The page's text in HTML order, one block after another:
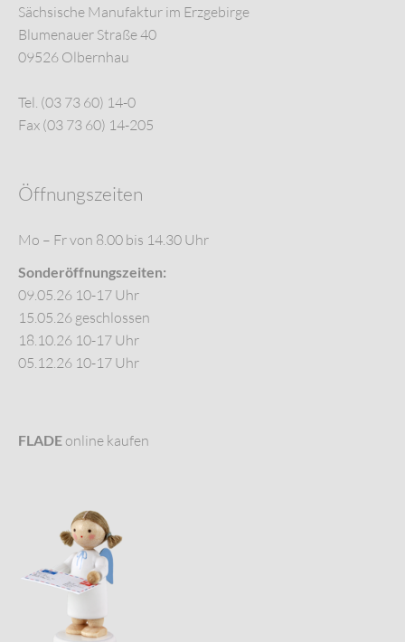
Sächsische Manufaktur im Erzgebirge
Blumenauer Straße 40
09526 Olbernhau
Tel. (03 73 60) 14-0
Fax (03 73 60) 14-205
Öffnungszeiten
Mo – Fr von 8.00 bis 14.30 Uhr
Sonderöffnungszeiten:
09.05.26 10-17 Uhr
15.05.26 geschlossen
18.10.26 10-17 Uhr
05.12.26 10-17 Uhr
FLADE online kaufen